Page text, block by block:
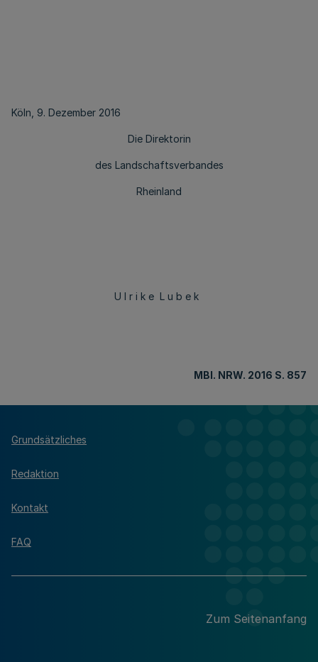
Köln, 9. Dezember 2016
Die Direktorin
des Landschaftsverbandes
Rheinland
U l r i k e L u b e k
MBl. NRW. 2016 S. 857
Grundsätzliches
Redaktion
Kontakt
FAQ
Zum Seitenanfang